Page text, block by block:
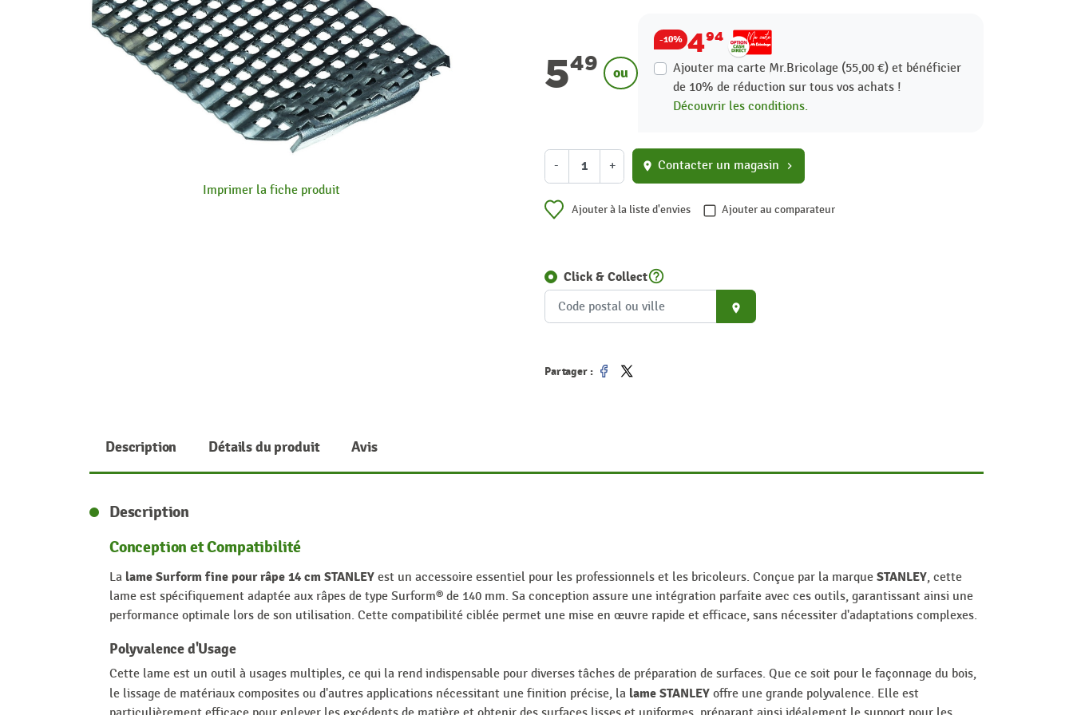
Imprimer la fiche produit
549 ou
-10% 494
Ajouter ma carte Mr.Bricolage (55,00 €) et bénéficier
de 10%de réduction sur tous vos achats !
Découvrir les conditions.
- + location_on Contacter un magasin chevron_right
Ajouter à la liste d'envies Ajouter au comparateur
Click & Collecthelp_outline
place
Partager :
Description Détails du produit Avis
Description
Conception et Compatibilité
La lame Surform fine pour râpe 14 cm STANLEY est un accessoire essentiel pour les professionnels et les bricoleurs. Conçue par la marque STANLEY, cette
lame est spécifiquement adaptée aux râpes de type Surform® de 140 mm. Sa conception assure une intégration parfaite avec ces outils, garantissant ainsi une
performance optimale lors de son utilisation. Cette compatibilité ciblée permet une mise en œuvre rapide et efficace, sans nécessiter d'adaptations complexes.
Polyvalence d'Usage
Cette lame est un outil à usages multiples, ce qui la rend indispensable pour diverses tâches de préparation de surfaces. Que ce soit pour le façonnage du bois,
le lissage de matériaux composites ou d'autres applications nécessitant une finition précise, la lame STANLEY offre une grande polyvalence. Elle est